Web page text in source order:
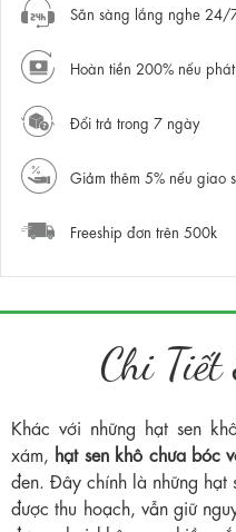
Sẵn sàng lắng nghe 24/
Hoàn tiền 200% nếu
Đổi trả trong 7 ngày
Giảm thêm 5% nếu giao
Freeship đơn trên 500k
Chi
Khác với những hạt sen
xám, hạt sen khô chưa bóc
đen. Đây chính là những hạt
được thu hoạch, vẫn giữ